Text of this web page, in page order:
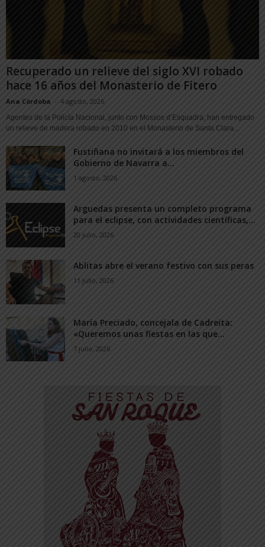
Recuperado un relieve del siglo XVI robado
hace 16 años del Monasterio de Fitero
Ana Córdoba - 4 agosto, 2026
Agentes de la Policía Nacional, junto con Mossos d’Esquadra, han entregado
un relieve de madera robado en 2010 en el Monasterio de Santa Clara...
Fustiñana no invitará a los miembros del
Gobierno de Navarra a...
1 agosto, 2026
Arguedas presenta un completo programa
para el eclipse, con actividades científicas,...
20 julio, 2026
Ablitas abre el verano festivo con sus peras
11 julio, 2026
María Preciado, concejala de Cadreita:
«Queremos unas fiestas en las que...
7 julio, 2026